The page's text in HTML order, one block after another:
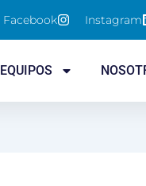
Facebook Instagram
EQUIPOS